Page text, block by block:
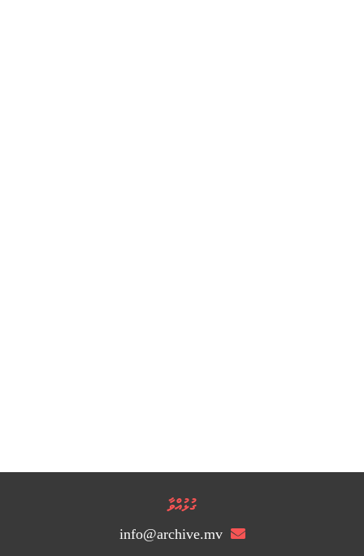
ގުޅުއްވާ
info@archive.mv